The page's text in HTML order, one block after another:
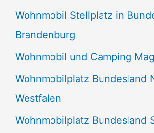
Wohnmobil Stellplatz in
Brandenburg
Wohnmobil und Camping
Wohnmobilplatz Bundesland
Westfalen
Wohnmobilplatz Bundesland